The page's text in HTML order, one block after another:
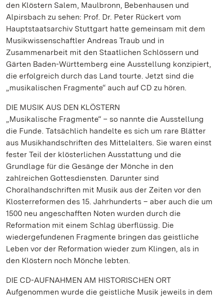
den Klöstern Salem, Maulbronn, Bebenhausen und
Alpirsbach zu sehen: Prof. Dr. Peter Rückert vom
Hauptstaatsarchiv Stuttgart hatte gemeinsam mit dem
Musikwissenschaftler Andreas Traub und in
Zusammenarbeit mit den Staatlichen Schlössern und
Gärten Baden-Württemberg eine Ausstellung konzipiert,
die erfolgreich durch das Land tourte. Jetzt sind die
„musikalischen Fragmente“ auch auf CD zu hören.
DIE MUSIK AUS DEN KLÖSTERN
„Musikalische Fragmente“ – so nannte die Ausstellung
die Funde. Tatsächlich handelte es sich um rare Blätter
aus Musikhandschriften des Mittelalters. Sie waren einst
fester Teil der klösterlichen Ausstattung und die
Grundlage für die Gesänge der Mönche in den
zahlreichen Gottesdiensten. Darunter sind
Choralhandschriften mit Musik aus der Zeiten vor den
Klosterreformen des 15. Jahrhunderts – aber auch die um
1500 neu angeschafften Noten wurden durch die
Reformation mit einem Schlag überflüssig. Die
wiedergefundenen Fragmente bringen das geistliche
Leben vor der Reformation wieder zum Klingen, als in
den Klöstern noch Mönche lebten.
DIE CD-AUFNAHMEN AM HISTORISCHEN ORT
Aufgenommen wurde die geistliche Musik jeweils in dem